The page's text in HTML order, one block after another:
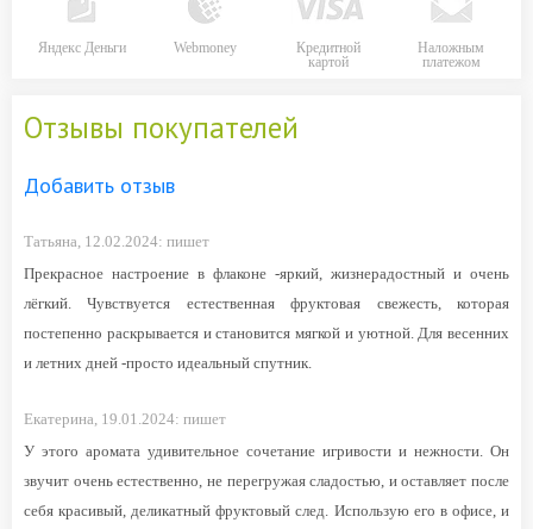
Яндекс Деньги Webmoney
Кредитной
картой
Наложным
платежом
Отзывы покупателей
Добавить отзыв
Татьяна, 12.02.2024: пишет
Прекрасное настроение в флаконе -яркий, жизнерадостный и очень
лёгкий. Чувствуется естественная фруктовая свежесть, которая
постепенно раскрывается и становится мягкой и уютной. Для весенних
и летних дней -просто идеальный спутник.
Екатерина, 19.01.2024: пишет
У этого аромата удивительное сочетание игривости и нежности. Он
звучит очень естественно, не перегружая сладостью, и оставляет после
себя красивый, деликатный фруктовый след. Использую его в офисе, и